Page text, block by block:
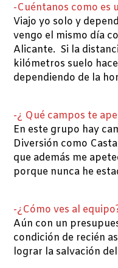
-Cuéntanos como es
Viajo yo solo y
vengo el mismo día
Alicante. Si la
kilómetros suelo
dependiendo de la
-¿ Qué campos te
En este grupo hay
Diversión como
que además me
porque nunca he
-¿Cómo ves al
Aún con un
condición de recién
lograr la salvación